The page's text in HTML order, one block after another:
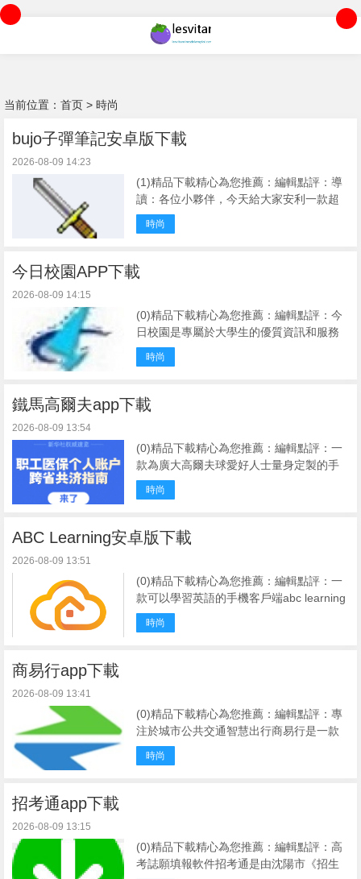
当前位置： 首页 > 時尚
bujo子彈筆記安卓版下載
2026-08-09 14:23
(1)精品下載精心為您推薦：編輯點評：導
讀：各位小夥伴，今天給大家安利一款超
實用的個人管理工具bujo子彈筆記官方版
安卓V1.0.2）。它把子彈筆記的理念搬到
集子、 ...
時尚
今日校園APP下載
2026-08-09 14:15
(0)精品下載精心為您推薦：編輯點評：今
日校園是專屬於大學生的優質資訊和服務
運營平台。以精選資訊+校園服務+校內社
交的模式，，擁有校園趣聞、考試、活
鬆愉快的校園生活 ...
時尚
鐵馬高爾夫app下載
2026-08-09 13:54
(0)精品下載精心為您推薦：編輯點評：一
款為廣大高爾夫球愛好人士量身定製的手
機應用鐵馬高爾夫app是一款非常值得推薦
的高爾夫服務軟件。它不僅方便實用，而
友們建立更深 ...
時尚
ABC Learning安卓版下載
2026-08-09 13:51
(0)精品下載精心為您推薦：編輯點評：一
款可以學習英語的手機客戶端abc learning
繪本是一款功能齊全，十分實用的應用學
習軟件。專注兒童英語啟蒙，提供單詞、
時尚
商易行app下載
2026-08-09 13:41
(0)精品下載精心為您推薦：編輯點評：專
注於城市公共交通智慧出行商易行是一款
方便大家出行的交通類app，商易行免費版
可以快速幫助用戶進行出行買單，同時海
時尚
招考通app下載
2026-08-09 13:15
(0)精品下載精心為您推薦：編輯點評：高
考誌願填報軟件招考通是由沈陽市《招生